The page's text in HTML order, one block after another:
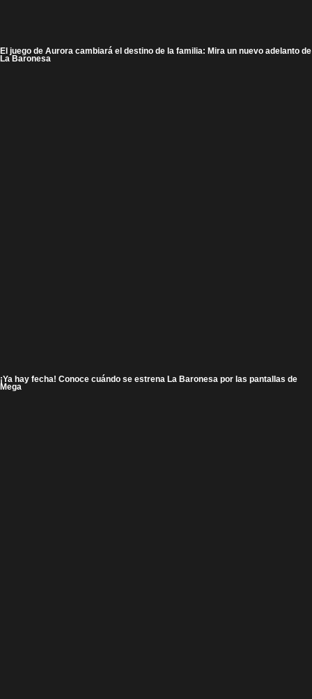
El juego de Aurora cambiará el destino de la familia: Mira un nuevo adelanto de
La Baronesa
¡Ya hay fecha! Conoce cuándo se estrena La Baronesa por las pantallas de
Mega